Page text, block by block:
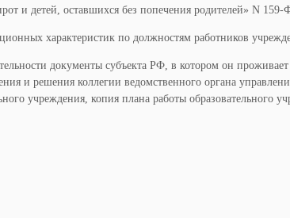
и детей, оставшихся без попечения родителей» N 159-
характеристик по должностям работников
документы субъекта РФ, в котором он проживает
и решения коллегии ведомственного органа
учреждения, копия плана работы образовательного